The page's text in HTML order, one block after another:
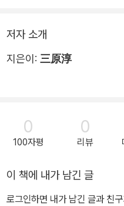
저자 소개
지은이: 三原淳
0
100자평
0
리뷰
이 책에 내가 남긴 글
로그인하면 내가 남긴 글과 친